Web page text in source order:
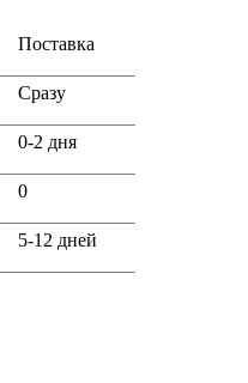
Поставка
Сразу
0-2 дня
0
5-12 дней